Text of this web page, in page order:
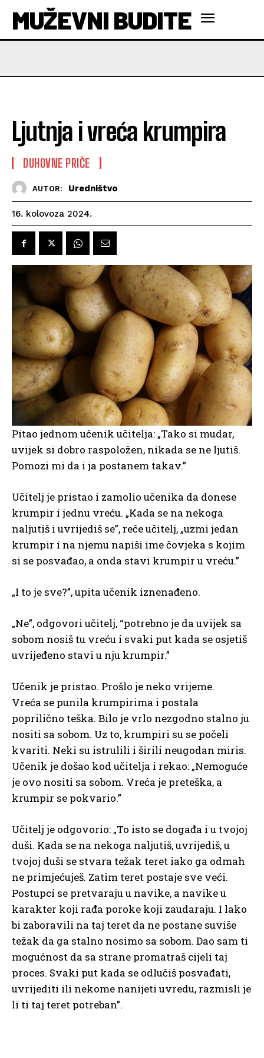
MUŽEVNI BUDITE
Ljutnja i vreća krumpira
DUHOVNE PRIČE
AUTOR: Uredništvo
16. kolovoza 2024.
Pitao jednom učenik učitelja: „Tako si mudar,
uvijek si dobro raspoložen, nikada se ne ljutiš.
Pomozi mi da i ja postanem takav.”
Učitelj je pristao i zamolio učenika da donese
krumpir i jednu vreću. „Kada se na nekoga
naljutiš i uvrijediš se”, reče učitelj, „uzmi jedan
krumpir i na njemu napiši ime čovjeka s kojim
si se posvađao, a onda stavi krumpir u vreću.”
„I to je sve?”, upita učenik iznenađeno.
„Ne”, odgovori učitelj, “potrebno je da uvijek sa
sobom nosiš tu vreću i svaki put kada se osjetiš
uvrijeđeno stavi u nju krumpir.”
Učenik je pristao. Prošlo je neko vrijeme.
Vreća se punila krumpirima i postala
poprilično teška. Bilo je vrlo nezgodno stalno ju
nositi sa sobom. Uz to, krumpiri su se počeli
kvariti. Neki su istrulili i širili neugodan miris.
Učenik je došao kod učitelja i rekao: „Nemoguće
je ovo nositi sa sobom. Vreća je preteška, a
krumpir se pokvario.”
Učitelj je odgovorio: „To isto se događa i u tvojoj
duši. Kada se na nekoga naljutiš, uvrijediš, u
tvojoj duši se stvara težak teret iako ga odmah
ne primjećuješ. Zatim teret postaje sve veći.
Postupci se pretvaraju u navike, a navike u
karakter koji rađa poroke koji zaudaraju. I lako
bi zaboravili na taj teret da ne postane suviše
težak da ga stalno nosimo sa sobom. Dao sam ti
mogućnost da sa strane promatraš cijeli taj
proces. Svaki put kada se odlučiš posvađati,
uvrijediti ili nekome nanijeti uvredu, razmisli je
li ti taj teret potreban”.